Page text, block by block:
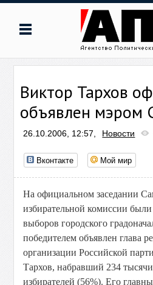
Виктор Тархов
объявлен мэром
26.10.2006, 12:57, Новости
Вконтакте Мой мир
На официальном заседании
избирательной комиссии
выборов городского
победителем объявлен глава
организации Российской
Тархов, набравший 234
избирателей (56%). Его